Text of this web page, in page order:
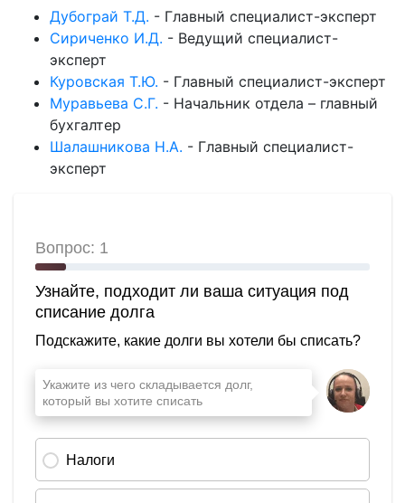
Дубограй Т.Д. - Главный специалист-эксперт
Сириченко И.Д. - Ведущий специалист-
эксперт
Куровская Т.Ю. - Главный специалист-эксперт
Муравьева С.Г. - Начальник отдела – главный
бухгалтер
Шалашникова Н.А. - Главный специалист-
эксперт